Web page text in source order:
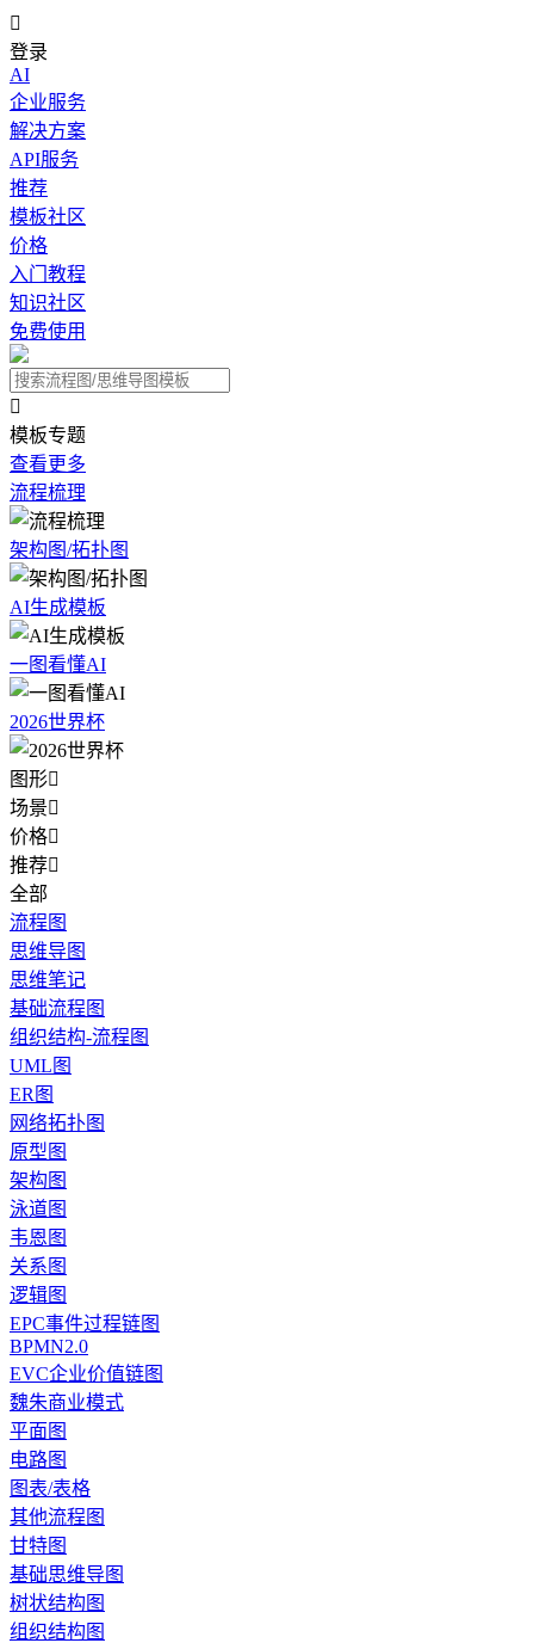

登录
AI
企业服务
解决方案
API服务
推荐
模板社区
价格
入门教程
知识社区
免费使用

模板专题
查看更多
流程梳理
架构图/拓扑图
AI生成模板
一图看懂AI
2026世界杯
图形
场景
价格
推荐
全部
流程图
思维导图
思维笔记
基础流程图
组织结构-流程图
UML图
ER图
网络拓扑图
原型图
架构图
泳道图
韦恩图
关系图
逻辑图
EPC事件过程链图
BPMN2.0
EVC企业价值链图
魏朱商业模式
平面图
电路图
图表/表格
其他流程图
甘特图
基础思维导图
树状结构图
组织结构图